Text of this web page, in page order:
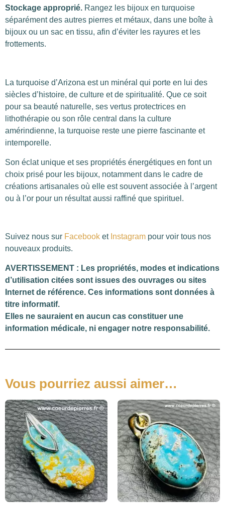
Stockage approprié. Rangez les bijoux en turquoise
séparément des autres pierres et métaux, dans une boîte à
bijoux ou un sac en tissu, afin d’éviter les rayures et les
frottements.
La turquoise d’Arizona est un minéral qui porte en lui des
siècles d’histoire, de culture et de spiritualité. Que ce soit
pour sa beauté naturelle, ses vertus protectrices en
lithothérapie ou son rôle central dans la culture
amérindienne, la turquoise reste une pierre fascinante et
intemporelle.
Son éclat unique et ses propriétés énergétiques en font un
choix prisé pour les bijoux, notamment dans le cadre de
créations artisanales où elle est souvent associée à l’argent
ou à l’or pour un résultat aussi raffiné que spirituel.
Suivez nous sur Facebook et Instagram pour voir tous nos
nouveaux produits.
AVERTISSEMENT : Les propriétés, modes et indications
d’utilisation citées sont issues des ouvrages ou sites
Internet de référence. Ces informations sont données à
titre informatif.
Elles ne sauraient en aucun cas constituer une
information médicale, ni engager notre responsabilité.
Vous pourriez aussi aimer…